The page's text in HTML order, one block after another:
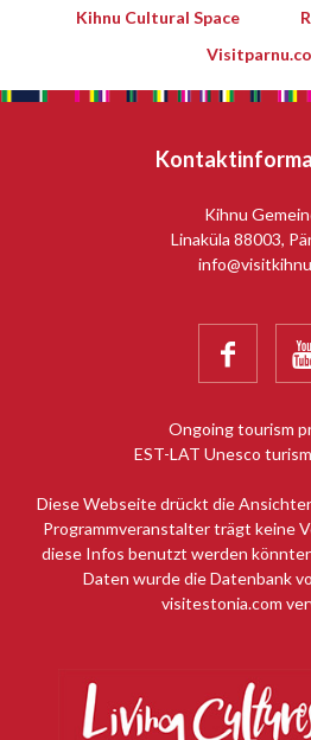
Kihnu Cultural Space
Kihnu
Linaküla 88003,

Ongoing tourism
EST-LAT Unesco
Diese Webseite drückt die
Programmveranstalter trägt keine
diese Infos benutzt werden
Daten wurde die Datenbank
visitestonia.com